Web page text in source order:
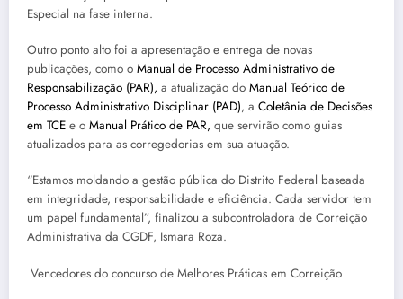
Especial na fase interna.
Outro ponto alto foi a apresentação e entrega de novas
publicações, como o Manual de Processo Administrativo de
Responsabilização (PAR), a atualização do Manual Teórico de
Processo Administrativo Disciplinar (PAD), a Coletânia de Decisões
em TCE e o Manual Prático de PAR, que servirão como guias
atualizados para as corregedorias em sua atuação.
“Estamos moldando a gestão pública do Distrito Federal baseada
em integridade, responsabilidade e eficiência. Cada servidor tem
um papel fundamental”, finalizou a subcontroladora de Correição
Administrativa da CGDF, Ismara Roza.
Vencedores do concurso de Melhores Práticas em Correição